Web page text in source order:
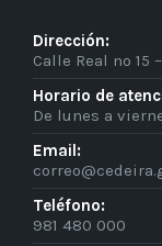
Dirección:
Calle Real nº 15
Horario de
De lunes a
Email:
Teléfono:
981 480 000